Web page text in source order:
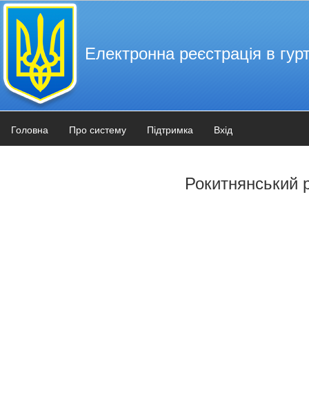
Електронна реєстрація в
Головна Про систему Підтримка Вхід
Рокитнянський